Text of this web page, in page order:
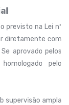
previsto na Lei nº
diretamente com
aprovado pelos
pelo
supervisão ampla